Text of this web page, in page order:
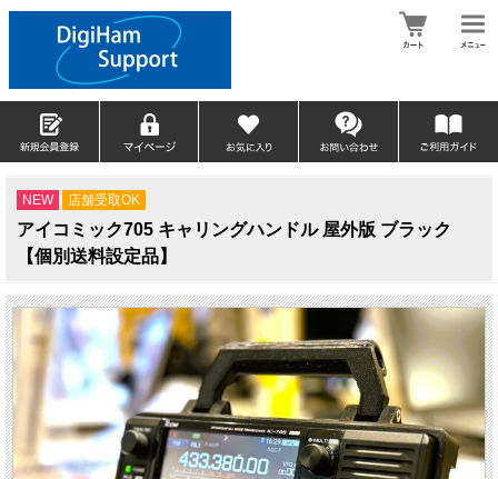
NEW 店舗受取OK
アイコミック705 キャリングハンドル 屋外版 ブラック
【個別送料設定品】